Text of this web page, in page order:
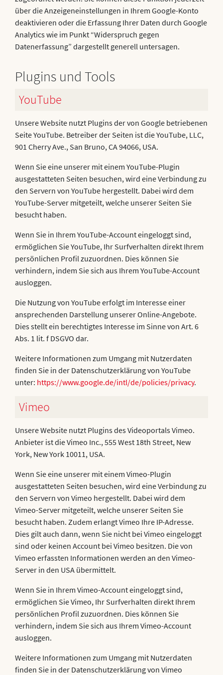
über die Anzeigeneinstellungen in Ihrem Google-Konto
deaktivieren oder die Erfassung Ihrer Daten durch Google
Analytics wie im Punkt “Widerspruch gegen
Datenerfassung” dargestellt generell untersagen.
Plugins und Tools
YouTube
Unsere Website nutzt Plugins der von Google betriebenen
Seite YouTube. Betreiber der Seiten ist die YouTube, LLC,
901 Cherry Ave., San Bruno, CA 94066, USA.
Wenn Sie eine unserer mit einem YouTube-Plugin
ausgestatteten Seiten besuchen, wird eine Verbindung zu
den Servern von YouTube hergestellt. Dabei wird dem
YouTube-Server mitgeteilt, welche unserer Seiten Sie
besucht haben.
Wenn Sie in Ihrem YouTube-Account eingeloggt sind,
ermöglichen Sie YouTube, Ihr Surfverhalten direkt Ihrem
persönlichen Profil zuzuordnen. Dies können Sie
verhindern, indem Sie sich aus Ihrem YouTube-Account
ausloggen.
Die Nutzung von YouTube erfolgt im Interesse einer
ansprechenden Darstellung unserer Online-Angebote.
Dies stellt ein berechtigtes Interesse im Sinne von Art. 6
Abs. 1 lit. f DSGVO dar.
Weitere Informationen zum Umgang mit Nutzerdaten
finden Sie in der Datenschutzerklärung von YouTube
unter: https://www.google.de/intl/de/policies/privacy.
Vimeo
Unsere Website nutzt Plugins des Videoportals Vimeo.
Anbieter ist die Vimeo Inc., 555 West 18th Street, New
York, New York 10011, USA.
Wenn Sie eine unserer mit einem Vimeo-Plugin
ausgestatteten Seiten besuchen, wird eine Verbindung zu
den Servern von Vimeo hergestellt. Dabei wird dem
Vimeo-Server mitgeteilt, welche unserer Seiten Sie
besucht haben. Zudem erlangt Vimeo Ihre IP-Adresse.
Dies gilt auch dann, wenn Sie nicht bei Vimeo eingeloggt
sind oder keinen Account bei Vimeo besitzen. Die von
Vimeo erfassten Informationen werden an den Vimeo-
Server in den USA übermittelt.
Wenn Sie in Ihrem Vimeo-Account eingeloggt sind,
ermöglichen Sie Vimeo, Ihr Surfverhalten direkt Ihrem
persönlichen Profil zuzuordnen. Dies können Sie
verhindern, indem Sie sich aus Ihrem Vimeo-Account
ausloggen.
Weitere Informationen zum Umgang mit Nutzerdaten
finden Sie in der Datenschutzerklärung von Vimeo